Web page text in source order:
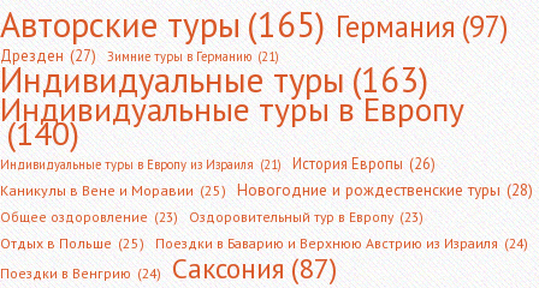
Авторские туры(165) Германия(97)
Дрезден (27) Зимние туры в Германию (21)
Индивидуальные туры(163)
Индивидуальные туры в Европу
(140)
Индивидуальные туры в Европу из Израиля (21) История Европы (26)
Каникулы в Вене и Моравии (25) Новогодние и рождественские туры (28)
Общее оздоровление (23) Оздоровительный тур в Европу (23)
Отдых в Польше (25) Поездки в Баварию и Верхнюю Австрию из Израиля (24)
Поездки в Венгрию (24) Саксония(87)